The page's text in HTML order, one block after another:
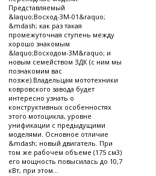
Представляемый
&laquo;Восход-3М-01&raquo;
&mdash; как раз такая
промежуточная ступень между
хорошо знакомым
&laquo;Восходом-3М&raquo; и
новым семейством ЗДК (с ним мы
познакомим вас
позже).Владельцам мототехники
ковровского завода будет
интересно узнать о
конструктивных особенностях
этого мотоцикла, уровне
унификации с предыдущими
моделями. Основное отличие
&mdash; новый двигатель. При
том же рабочем объеме (175 см3)
его мощность повысилась до 10,7
кВт, при этом...